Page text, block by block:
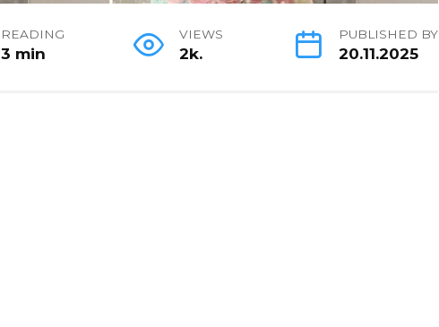
READING
3 min
VIEWS
2k.
PUBLISHED BY
20.11.2025